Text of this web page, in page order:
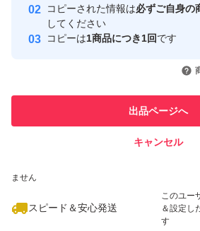
取引実績
引を完了
での取引
ません
スピード＆安心発送
このユー
＆設定し
す
コピーされた情報は必ずご自身の
してください
コピーは1商品につき1回です
出品ページへ
キャンセル